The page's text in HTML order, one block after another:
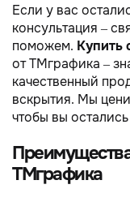
Если у вас
консультация –
поможем. Купить
от TMграфика –
качественный
вскрытия. Мы
чтобы вы
ТМграфика